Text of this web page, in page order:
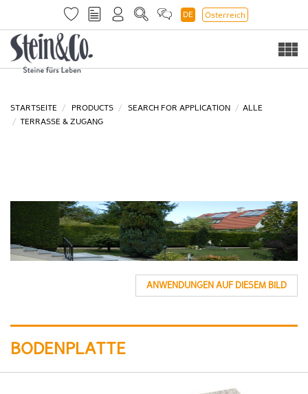
DE Österreich
STARTSEITE PRODUCTS SEARCH FOR APPLICATION
ALLE
TERRASSE & ZUGANG
ANWENDUNGEN AUF DIESEM BILD
BODENPLATTE